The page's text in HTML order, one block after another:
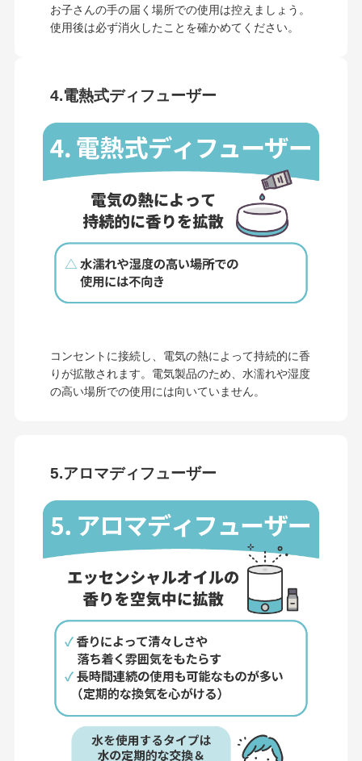
お子さんの手の届く場所での使用は控えましょう。
使用後は必ず消火したことを確かめてください。
4.電熱式ディフューザー
コンセントに接続し、電気の熱によって持続的に香
りが拡散されます。電気製品のため、水濡れや湿度
の高い場所での使用には向いていません。
5.アロマディフューザー